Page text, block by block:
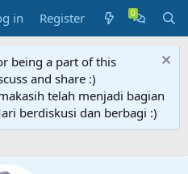
in Register
being a part of this
and share :)
telah menjadi bagian
berdiskusi dan berbagi :)